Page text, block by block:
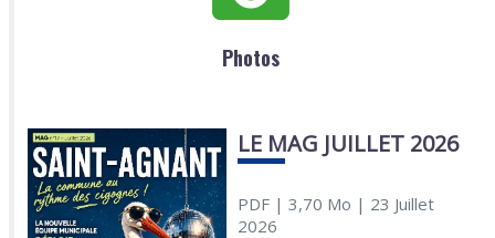
Photos
LE MAG JUILLET 2026
PDF| 3,70 Mo | 23 Juillet
2026